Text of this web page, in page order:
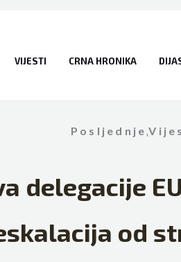
VIJESTI CRNA HRONIKA
Posljednje,
delegacije
od